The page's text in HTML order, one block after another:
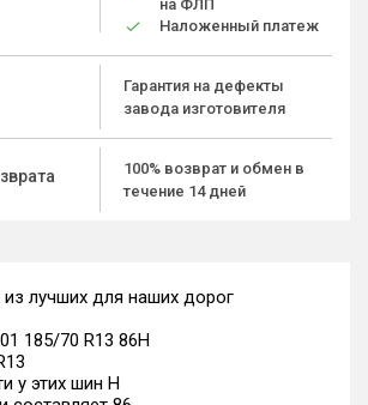
на ФЛП
Наложенный платеж
Гарантия на дефекты
завода изготовителя
100% возврат и обмен в
течение 14 дней
лучших для наших дорог
185/70 R13 86H
у этих шин H